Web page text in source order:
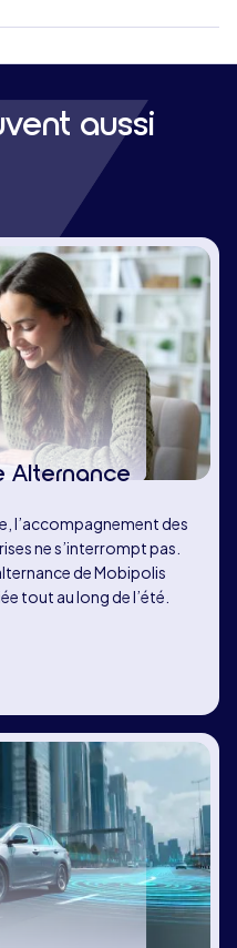
aussi
Alternance
l’accompagnement des
ne s’interrompt pas.
de Mobipolis
tout au long de l’été.